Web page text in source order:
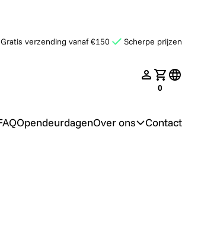
Gratis verzending vanaf €150 Scherpe prijzen
nav.login
Jouw
0
OpendeurdagenOver ons Contact